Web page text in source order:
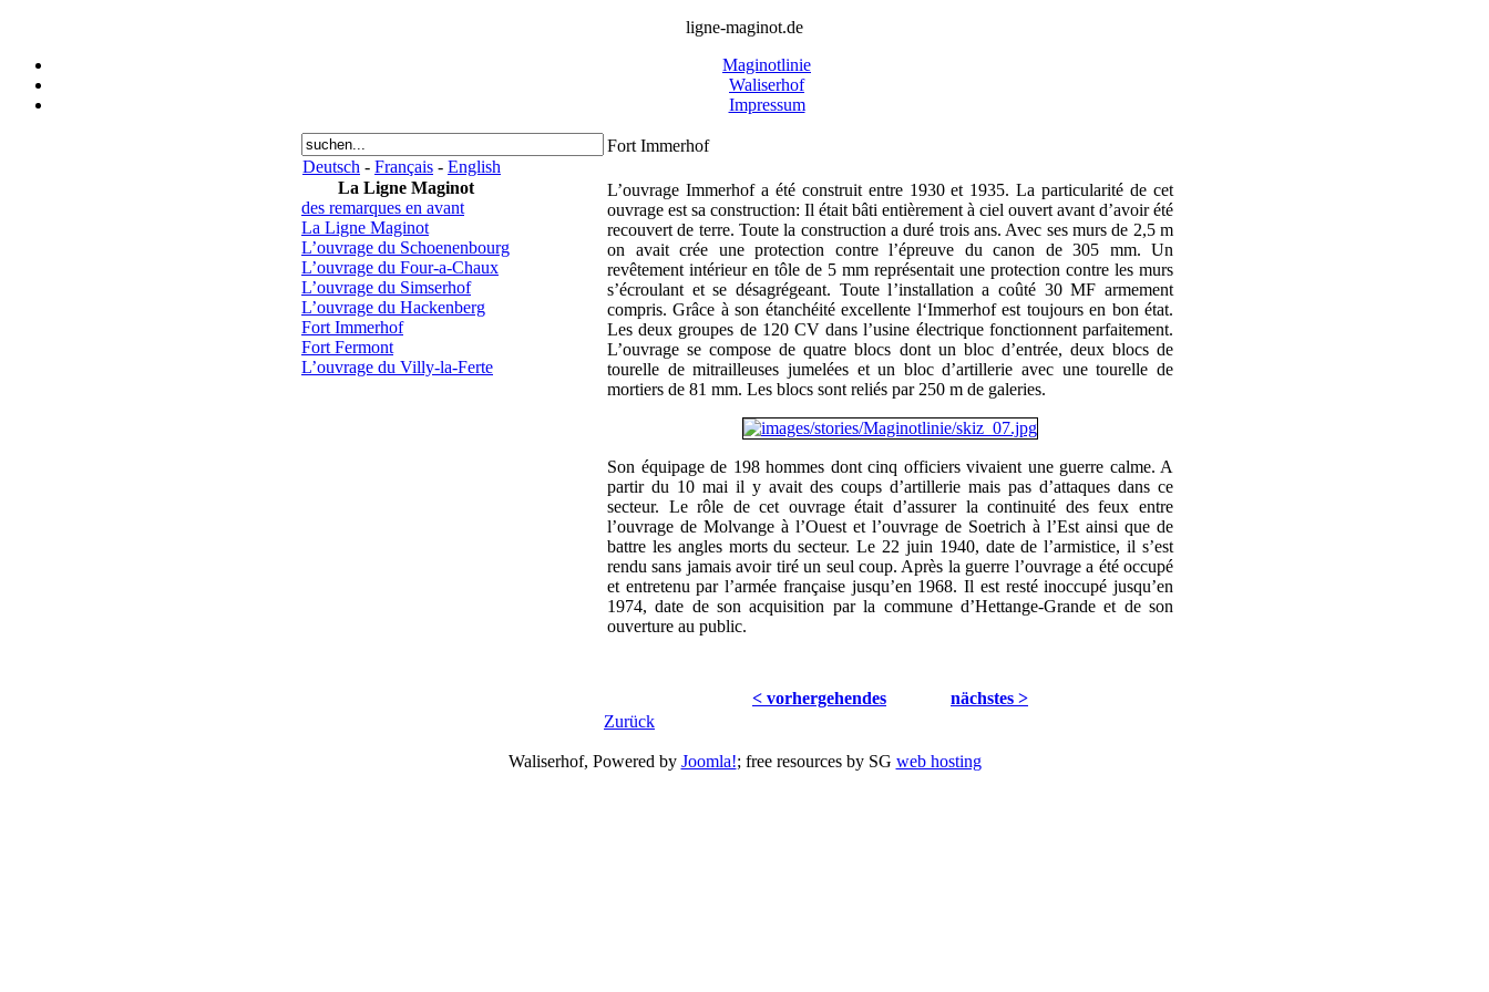
ligne-maginot.de
Maginotlinie
Waliserhof
Impressum
Deutsch - Français - English
La Ligne Maginot
des remarques en avant
La Ligne Maginot
L’ouvrage du Schoenenbourg
L’ouvrage du Four-a-Chaux
L’ouvrage du Simserhof
L’ouvrage du Hackenberg
Fort Immerhof
Fort Fermont
L’ouvrage du Villy-la-Ferte
Fort Immerhof
L’ouvrage Immerhof a été construit entre 1930 et 1935. La particularité de cet
ouvrage est sa construction: Il était bâti entièrement à ciel ouvert avant d’avoir été
recouvert de terre. Toute la construction a duré trois ans. Avec ses murs de 2,5 m
on avait crée une protection contre l’épreuve du canon de 305 mm. Un
revêtement intérieur en tôle de 5 mm représentait une protection contre les murs
s’écroulant et se désagrégeant. Toute l’installation a coûté 30 MF armement
compris. Grâce à son étanchéité excellente l‘Immerhof est toujours en bon état.
Les deux groupes de 120 CV dans l’usine électrique fonctionnent parfaitement.
L’ouvrage se compose de quatre blocs dont un bloc d’entrée, deux blocs de
tourelle de mitrailleuses jumelées et un bloc d’artillerie avec une tourelle de
mortiers de 81 mm. Les blocs sont reliés par 250 m de galeries.
Son équipage de 198 hommes dont cinq officiers vivaient une guerre calme. A
partir du 10 mai il y avait des coups d’artillerie mais pas d’attaques dans ce
secteur. Le rôle de cet ouvrage était d’assurer la continuité des feux entre
l’ouvrage de Molvange à l’Ouest et l’ouvrage de Soetrich à l’Est ainsi que de
battre les angles morts du secteur. Le 22 juin 1940, date de l’armistice, il s’est
rendu sans jamais avoir tiré un seul coup. Après la guerre l’ouvrage a été occupé
et entretenu par l’armée française jusqu’en 1968. Il est resté inoccupé jusqu’en
1974, date de son acquisition par la commune d’Hettange-Grande et de son
ouverture au public.
< vorhergehendes
nächstes >
Zurück
Waliserhof, Powered by Joomla!; free resources by SG web hosting